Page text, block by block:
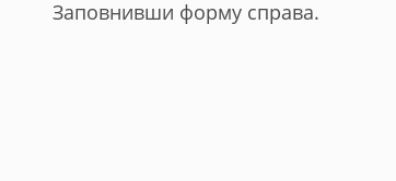
Заповнивши форму справа.